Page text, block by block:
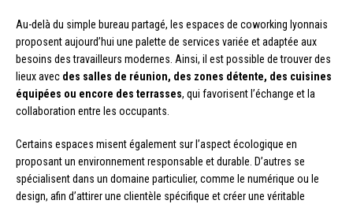
Au-delà du simple bureau partagé, les espaces de coworking lyonnais
proposent aujourd’hui une palette de services variée et adaptée aux
besoins des travailleurs modernes. Ainsi, il est possible de trouver des
lieux avec des salles de réunion, des zones détente, des cuisines
équipées ou encore des terrasses, qui favorisent l’échange et la
collaboration entre les occupants.
Certains espaces misent également sur l’aspect écologique en
proposant un environnement responsable et durable. D’autres se
spécialisent dans un domaine particulier, comme le numérique ou le
design, afin d’attirer une clientèle spécifique et créer une véritable